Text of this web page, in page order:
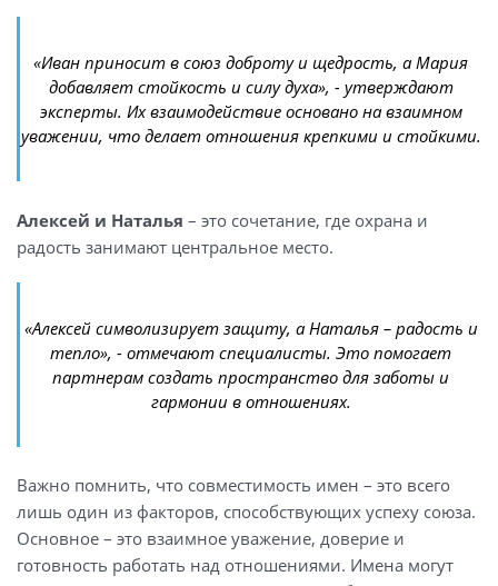
«Иван приносит в союз доброту и щедрость, а Мария
добавляет стойкость и силу духа», - утверждают
эксперты. Их взаимодействие основано на взаимном
уважении, что делает отношения крепкими и стойкими.
Алексей и Наталья – это сочетание, где охрана и
радость занимают центральное место.
«Алексей символизирует защиту, а Наталья – радость и
тепло», - отмечают специалисты. Это помогает
партнерам создать пространство для заботы и
гармонии в отношениях.
Важно помнить, что совместимость имен – это всего
лишь один из факторов, способствующих успеху союза.
Основное – это взаимное уважение, доверие и
готовность работать над отношениями. Имена могут